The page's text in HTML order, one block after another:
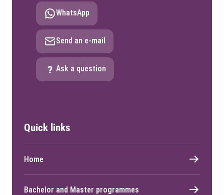
WhatsApp
Send an e-mail
Ask a question
Quick links
Home
Bachelor and Master programmes